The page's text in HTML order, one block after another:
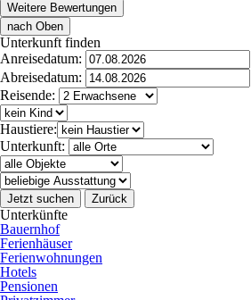
Weitere Bewertungen
nach Oben
Unterkunft finden
Anreisedatum:
Abreisedatum:
Reisende:
Haustiere:
Unterkunft:
Jetzt suchen Zurück
Unterkünfte
Bauernhof
Ferienhäuser
Ferienwohnungen
Hotels
Pensionen